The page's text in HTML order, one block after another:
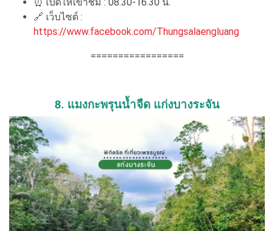
🔗 เว็บไซต์ :
https://www.facebook.com/Thungsalaengluang
=================
8. แมงกะพรุนน้ำจืด แก่งบางระจัน